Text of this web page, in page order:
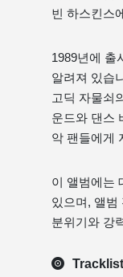
빈 하스킨스
1989년에 출
알려져 있습
고딕 자물쇠
운드와 댄스
악 팬들에게
이 앨범에는
있으며, 앨범
분위기와 강
Tracklist